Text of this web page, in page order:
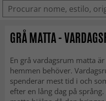
GRÅ MATTA -
En grå vardagsrum matta
hemmen behöver.
spenderar mest tid i och
efter en lång dag på